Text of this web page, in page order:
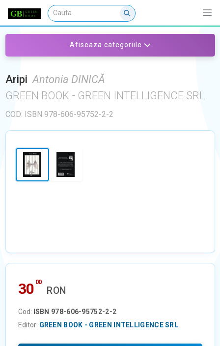
Afiseaza categoriile
Aripi Antonia DINICĂ
GREEN BOOK - GREEN INTELLIGENCE SRL
COD: ISBN 978-606-95752-2-2
30 00
RON
Cod: ISBN 978-606-95752-2-2
Editor: GREEN BOOK - GREEN INTELLIGENCE SRL